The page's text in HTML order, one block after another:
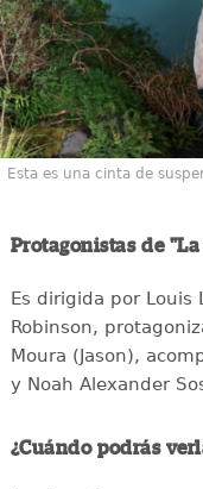
Esta es una cinta de
Protagonistas de
Es dirigida por Louis
Robinson,
Moura (Jason),
y Noah Alexander
¿Cuándo podrás